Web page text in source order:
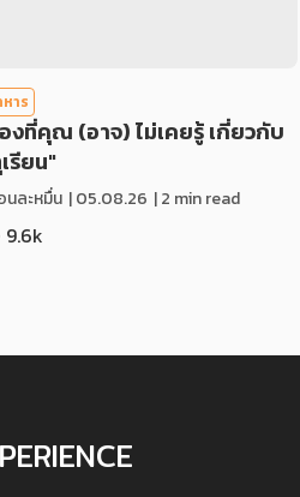
หาร
องที่คุณ (อาจ) ไม่เคยรู้ เกี่ยวกับ
รียน"
นละหมื่น |05.08.26 | 2 min read
9.6k